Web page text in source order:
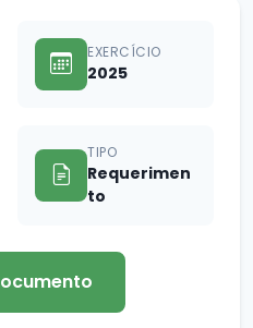
EXERCÍCIO
2025
TIPO
Requerimen
to